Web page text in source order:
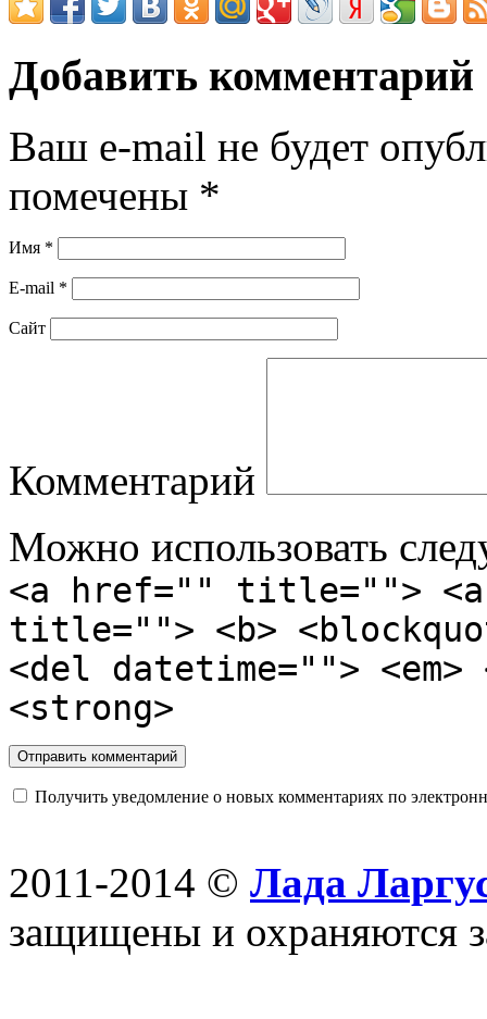
Добавить комментарий
Ваш e-mail не будет
помечены *
Имя *
E-mail *
Сайт
Комментарий
Можно использовать
<a href="" title="">
title=""> <b>
<del datetime="">
<strong>
Получить уведомление о новых комментариях по
2011-2014 © Лада
защищены и охраняются